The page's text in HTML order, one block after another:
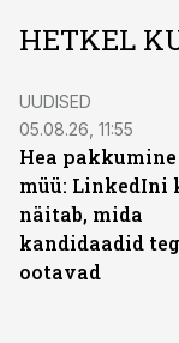
HETKEL
UUDISED
05.08.26, 11:55
Hea
müü: LinkedIni
näitab, mida
kandidaadid
ootavad